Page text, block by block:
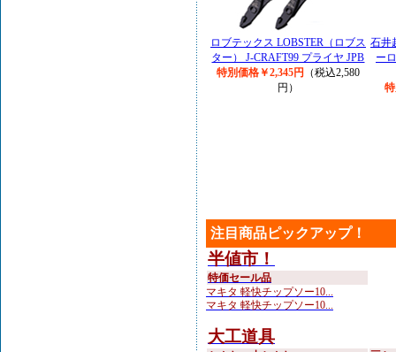
ロブテックス LOBSTER（ロブス
ター） J-CRAFT99 プライヤ JPB
特別価格￥2,345円
（税込2,580
円）
石井
ー
注目商品ピックアップ！
半値市！
特価セール品
マキタ 軽快チップソー10...
マキタ 軽快チップソー10...
大工道具